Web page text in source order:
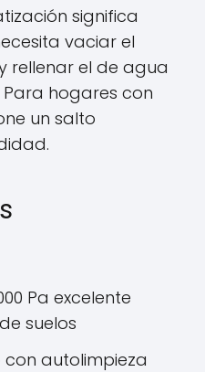
significa
vaciar el
rellenar el de agua
hogares con
un salto
Pa excelente
suelos
autolimpieza